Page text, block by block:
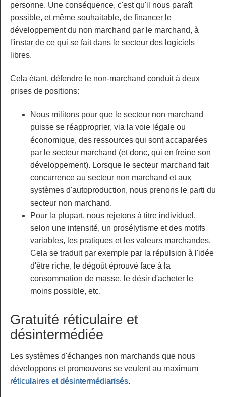
personne. Une conséquence, c'est qu'il nous paraît
possible, et même souhaitable, de financer le
développement du non marchand par le marchand, à
l'instar de ce qui se fait dans le secteur des logiciels
libres.
Cela étant, défendre le non-marchand conduit à deux
prises de positions:
Nous militons pour que le secteur non marchand
puisse se réapproprier, via la voie légale ou
économique, des ressources qui sont accaparées
par le secteur marchand (et donc, qui en freine son
développement). Lorsque le secteur marchand fait
concurrence au secteur non marchand et aux
systèmes d'autoproduction, nous prenons le parti du
secteur non marchand.
Pour la plupart, nous rejetons à titre individuel,
selon une intensité, un prosélytisme et des motifs
variables, les pratiques et les valeurs marchandes.
Cela se traduit par exemple par la répulsion à l'idée
d'être riche, le dégoût éprouvé face à la
consommation de masse, le désir d'acheter le
moins possible, etc.
Gratuité réticulaire et
désintermédiée
Les systèmes d'échanges non marchands que nous
développons et promouvons se veulent au maximum
réticulaires et désintermédiarisés.